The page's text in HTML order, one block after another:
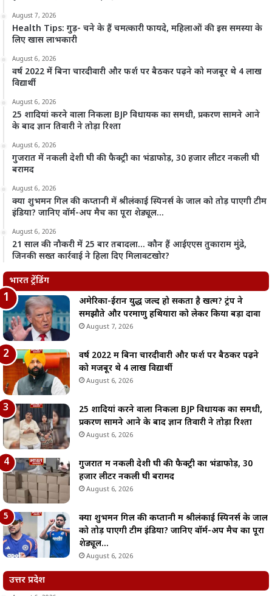
August 7, 2026
Health Tips: गुड़- चने के हैं चमत्कारी फायदे, महिलाओं की इस समस्या के
लिए खास लाभकारी
August 6, 2026
वर्ष 2022 में बिना चारदीवारी और फर्श पर बैठकर पढ़ने को मजबूर थे 4 लाख
विद्यार्थी
August 6, 2026
25 शादियां करने वाला निकला BJP विधायक का समधी, प्रकरण सामने आने
के बाद ज्ञान तिवारी ने तोड़ा रिश्ता
August 6, 2026
गुजरात में नकली देशी घी की फैक्ट्री का भंडाफोड़, 30 हजार लीटर नकली घी
बरामद
August 6, 2026
क्या शुभमन गिल की कप्तानी में श्रीलंकाई स्पिनर्स के जाल को तोड़ पाएगी टीम
इंडिया? जानिए वॉर्म-अप मैच का पूरा शेड्यूल…
August 6, 2026
21 साल की नौकरी में 25 बार तबादला… कौन हैं आईएएस तुकाराम मुंढे,
जिनकी सख्त कार्रवाई ने हिला दिए मिलावटखोर?
भारत ट्रेंडिंग
अमेरिका-ईरान युद्ध जल्द हो सकता है खत्म? ट्रंप ने
समझौते और परमाणु हथियारों को लेकर किया बड़ा दावा
August 7, 2026
वर्ष 2022 में बिना चारदीवारी और फर्श पर बैठकर पढ़ने
को मजबूर थे 4 लाख विद्यार्थी
August 6, 2026
25 शादियां करने वाला निकला BJP विधायक का समधी,
प्रकरण सामने आने के बाद ज्ञान तिवारी ने तोड़ा रिश्ता
August 6, 2026
गुजरात में नकली देशी घी की फैक्ट्री का भंडाफोड़, 30
हजार लीटर नकली घी बरामद
August 6, 2026
क्या शुभमन गिल की कप्तानी में श्रीलंकाई स्पिनर्स के जाल
को तोड़ पाएगी टीम इंडिया? जानिए वॉर्म-अप मैच का पूरा
शेड्यूल…
August 6, 2026
उत्तर प्रदेश